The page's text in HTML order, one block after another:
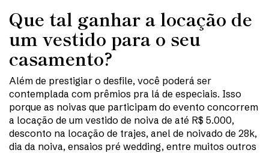
Que tal ganhar a locação de
um vestido para o seu
casamento?
Além de prestigiar o desfile, você poderá ser
contemplada com prêmios pra lá de especiais. Isso
porque as noivas que participam do evento concorrem
a locação de um vestido de noiva de até R$ 5.000,
desconto na locação de trajes, anel de noivado de 28k,
dia da noiva, ensaios pré wedding, entre muitos outros